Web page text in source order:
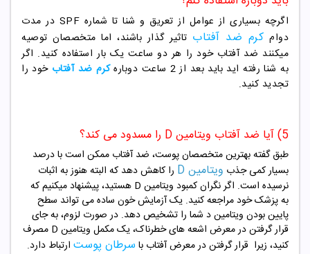
اگرچه بسیاری از عوامل از تعریق و شنا تا شماره SPF در مدت
دوام کرم ضد آفتاب تاثیر گذار باشند، اما متخصصان توصیه
میکنند ضد آفتاب خود را هر دو ساعت یک بار استفاده کنید. اگر
به شنا رفته اید باید بعد از 2 ساعت دوباره
کرم ضد آفتاب خود را
تجدید کنید.
5) آیا ضد آفتاب ویتامین D را مسدود می کند؟
طبق گفته بهترین متخصصان پوست، ضد آفتاب ممکن است با درصد
بسیار کمی جذب ویتامین D
را کاهش دهد که البته هنوز به اثبات
نرسیده است. اگر نگران کمبود ویتامین D هستید، پیشنهاد میکنیم که
به پزشک خود مراجعه کنید. یک آزمایش خون ساده می تواند سطح
پایین بودن ویتامین د شما را تشخیص دهد. در صورت لزوم، به جای
قرار گرفتن در معرض اشعه های خطرناک، یک مکمل ویتامین D مصرف
کنید، زیرا قرار گرفتن در معرض آفتاب با سرطان پوست ارتباط دارد.